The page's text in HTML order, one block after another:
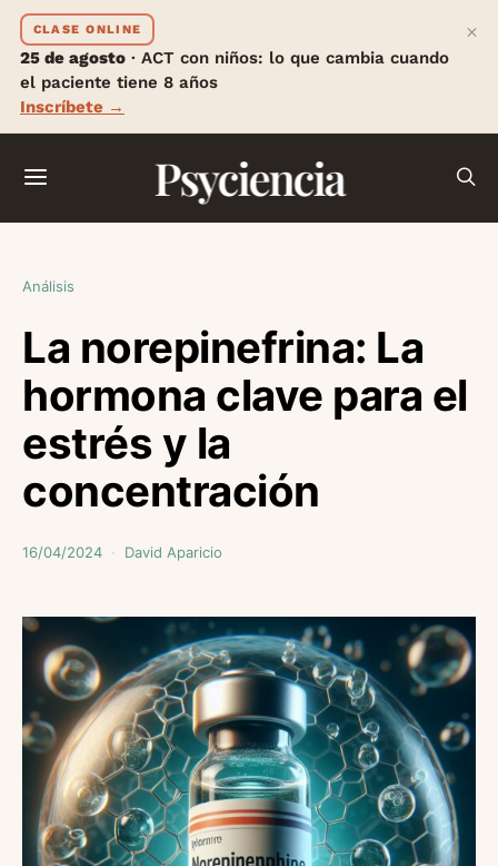
CLASE ONLINE
25 de agosto · ACT con niños: lo que cambia cuando
el paciente tiene 8 años
Inscríbete →
×
Psyciencia
Análisis
La norepinefrina: La
hormona clave para el
estrés y la
concentración
16/04/2024 David Aparicio